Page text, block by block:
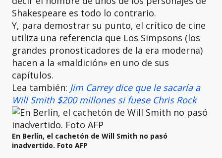
Shakespeare es todo lo contrario.
Y, para demostrar su punto, el crítico de cine
utiliza una referencia que Los Simpsons (los
grandes pronosticadores de la era moderna)
hacen a la «maldición» en uno de sus
capítulos.
Lea también: Jim Carrey dice que le sacaría a
Will Smith $200 millones si fuese Chris Rock
En Berlín, el cachetón de Will Smith no pasó
inadvertido. Foto AFP